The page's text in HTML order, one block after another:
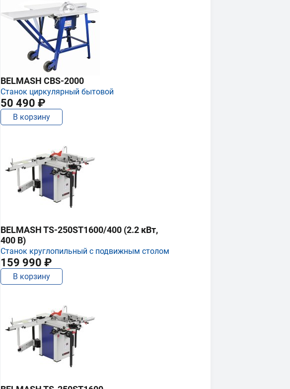
BELMASH CBS-2000
Станок циркулярный бытовой
50 490 ₽
В корзину
BELMASH TS-250ST1600/400 (2.2 кВт,
400 В)
Станок круглопильный с подвижным столом
159 990 ₽
В корзину